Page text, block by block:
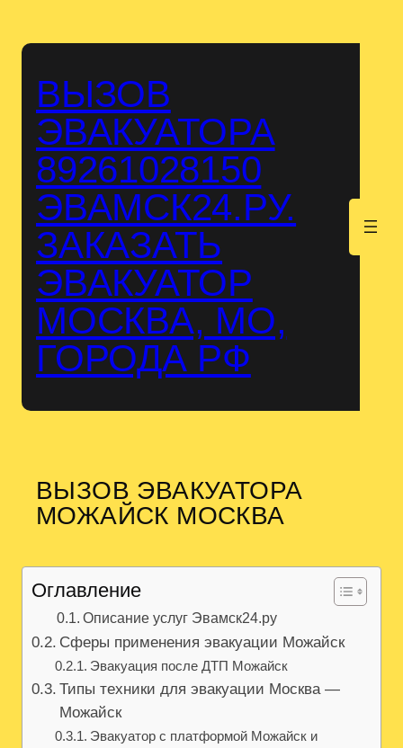
ВЫЗОВ
ЭВАКУАТОРА
89261028150
ЭВАМСК24.РУ.
ЗАКАЗАТЬ
ЭВАКУАТОР
МОСКВА, МО,
ГОРОДА РФ
ВЫЗОВ ЭВАКУАТОРА
МОЖАЙСК МОСКВА
Оглавление
Описание услуг Эвамск24.ру
Сферы применения эвакуации Можайск
Эвакуация после ДТП Можайск
Типы техники для эвакуации Москва —
Можайск
Эвакуатор с платформой Можайск и